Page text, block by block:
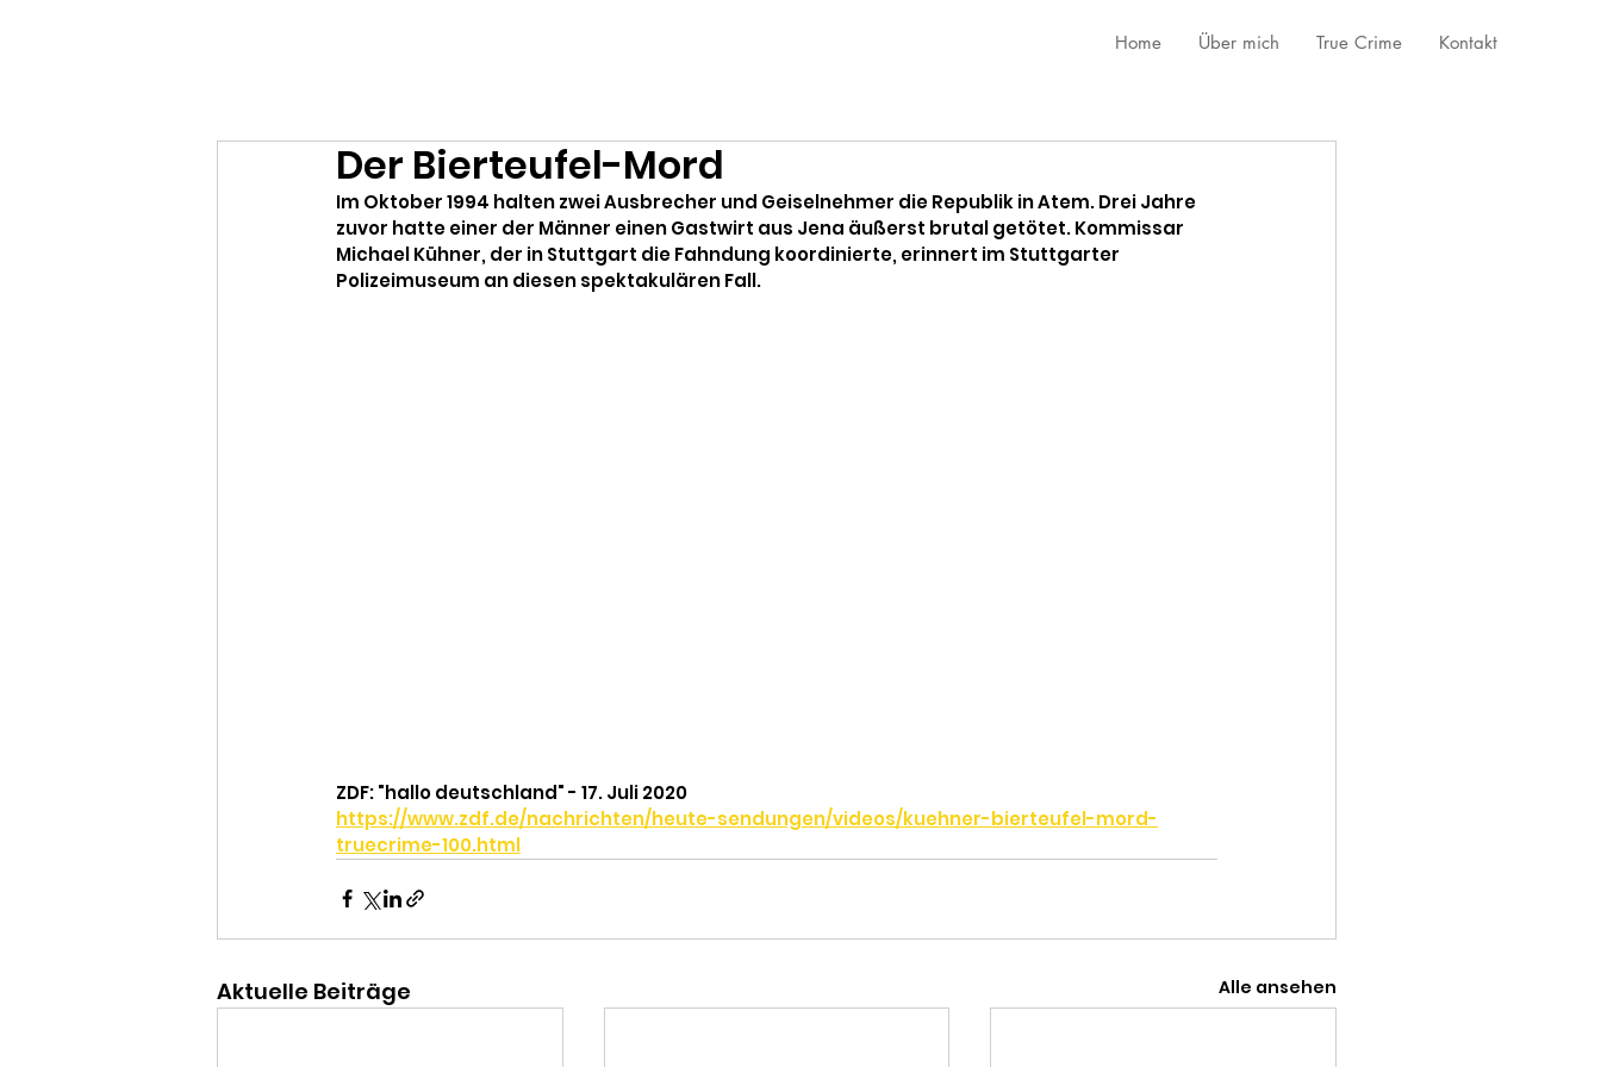
Home Über mich True Crime Kontakt
Der Bierteufel-Mord
Im Oktober 1994 halten zwei Ausbrecher und Geiselnehmer die Republik in Atem. Drei Jahre
zuvor hatte einer der Männer einen Gastwirt aus Jena äußerst brutal getötet. Kommissar
Michael Kühner, der in Stuttgart die Fahndung koordinierte, erinnert im Stuttgarter
Polizeimuseum an diesen spektakulären Fall.
ZDF: "hallo deutschland" - 17. Juli 2020
https://www.zdf.de/nachrichten/heute-sendungen/videos/kuehner-bierteufel-mord-
truecrime-100.html
Aktuelle Beiträge Alle ansehen